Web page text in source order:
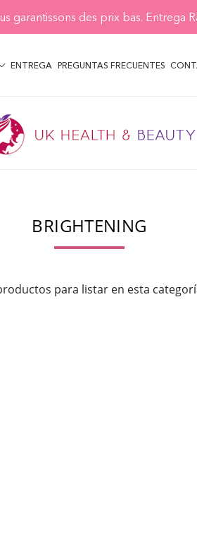
des prix bas. Entrega
ENTREGA PREGUNTAS FRECUENTES
BRIGHTENING
para listar en esta